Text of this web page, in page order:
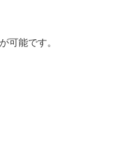
可能です。